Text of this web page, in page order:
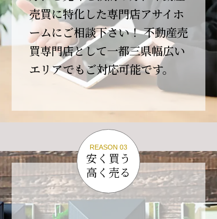
この節目を無事に迎えることができましたの
は、日頃よりご愛顧いただいているお客様、お
力添えをいただいている取引先の皆様、そして
支えてくださったすべての関係者の皆様のおか
げであり、心より深く感謝申し上げます。
10年という年月の中で、多くのご縁と学びをい
ただき、今日の当社があります。
しかしながら、10周年は通過点にすぎません。
る企業へと成長してまいります。
変化の激しい時代だからこそ、初心を忘れず、
挑戦を続け、社会に必要とされる存在であり続
けることをお約束いたします。
今後とも変わらぬご支援、ご指導を賜りますよ
う、何卒よろしくお願い申し上げます。
売買に特化した専門店アサイホ
ームにご相談下さい！ 不動産売
買専門店として一都三県幅広い
エリアでもご対応可能です。
REASON 03
安く買う
高く売る